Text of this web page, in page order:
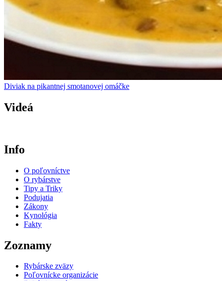
Diviak na pikantnej smotanovej omáčke
Videá
Info
O poľovníctve
O rybárstve
Tipy a Triky
Podujatia
Zákony
Kynológia
Fakty
Zoznamy
Rybárske zväzy
Poľovnícke organizácie